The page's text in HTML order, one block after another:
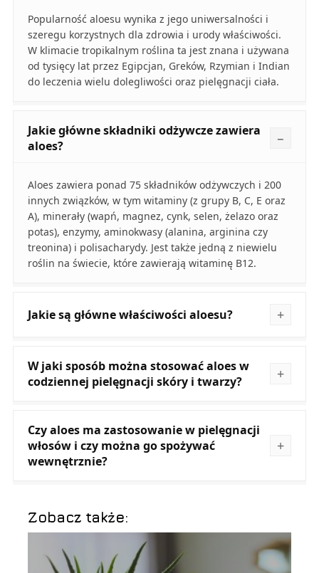
Popularność aloesu wynika z jego uniwersalności i
szeregu korzystnych dla zdrowia i urody właściwości.
W klimacie tropikalnym roślina ta jest znana i używana
od tysięcy lat przez Egipcjan, Greków, Rzymian i Indian
do leczenia wielu dolegliwości oraz pielęgnacji ciała.
Jakie główne składniki odżywcze zawiera
aloes?
Aloes zawiera ponad 75 składników odżywczych i 200
innych związków, w tym witaminy (z grupy B, C, E oraz
A), minerały (wapń, magnez, cynk, selen, żelazo oraz
potas), enzymy, aminokwasy (alanina, arginina czy
treonina) i polisacharydy. Jest także jedną z niewielu
roślin na świecie, które zawierają witaminę B12.
Jakie są główne właściwości aloesu?
W jaki sposób można stosować aloes w
codziennej pielęgnacji skóry i twarzy?
Czy aloes ma zastosowanie w pielęgnacji
włosów i czy można go spożywać
wewnętrznie?
Zobacz także: